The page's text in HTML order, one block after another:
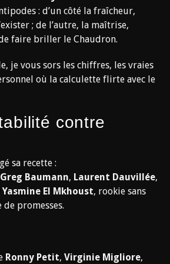
: d’un côté la fraîcheur,
; de l’autre, la maîtrise,
faire briller le Chaudron.
je vous sors les chiffres, les vraies
où la calculette flirte avec le
contre
sa recette :
Greg Baumann, Laurent Dauvillée,
Yasmine El Mkhoust, rookie sans
promesses.
Ronny Petit, Virginie Migliore,